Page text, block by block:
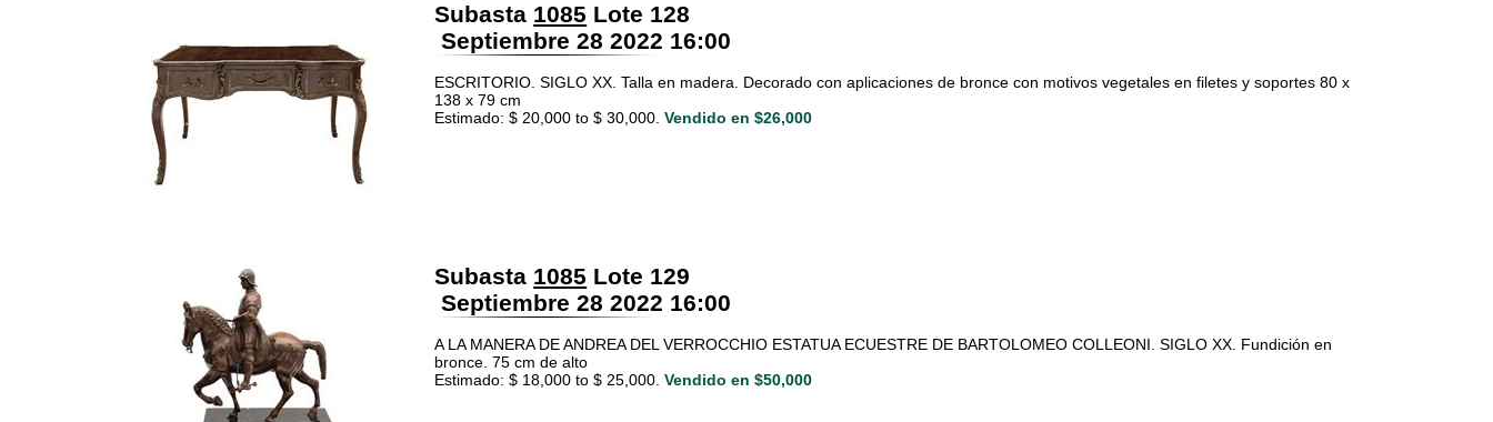
Subasta 1085 Lote 128
Septiembre 28 2022 16:00
ESCRITORIO. SIGLO XX. Talla en madera. Decorado con aplicaciones de bronce con motivos vegetales en filetes y soportes 80 x
138 x 79 cm
Estimado: $ 20,000 to $ 30,000. Vendido en $26,000
Subasta 1085 Lote 129
Septiembre 28 2022 16:00
A LA MANERA DE ANDREA DEL VERROCCHIO ESTATUA ECUESTRE DE BARTOLOMEO COLLEONI. SIGLO XX. Fundición en
bronce. 75 cm de alto
Estimado: $ 18,000 to $ 25,000. Vendido en $50,000